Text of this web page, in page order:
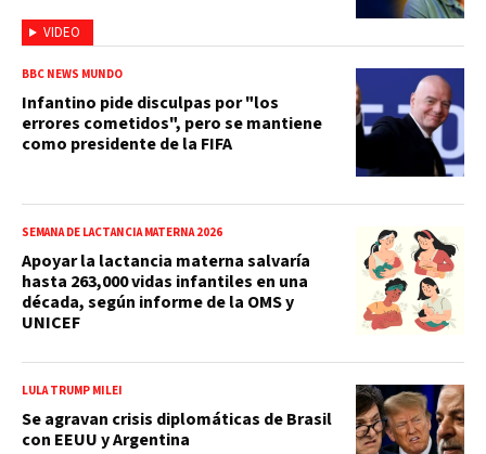
VIDEO
BBC NEWS MUNDO
Infantino pide disculpas por "los
errores cometidos", pero se mantiene
como presidente de la FIFA
SEMANA DE LACTANCIA MATERNA 2026
Apoyar la lactancia materna salvaría
hasta 263,000 vidas infantiles en una
década, según informe de la OMS y
UNICEF
LULA TRUMP MILEI
Se agravan crisis diplomáticas de Brasil
con EEUU y Argentina